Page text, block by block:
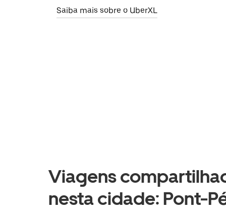
Saiba mais sobre o UberXL
Viagens
nesta cidade: Pont-